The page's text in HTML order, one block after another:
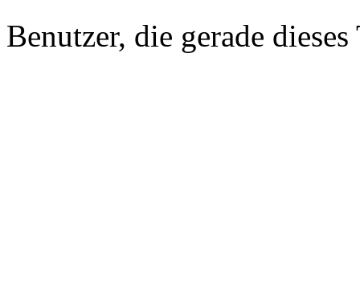
Benutzer, die gerade